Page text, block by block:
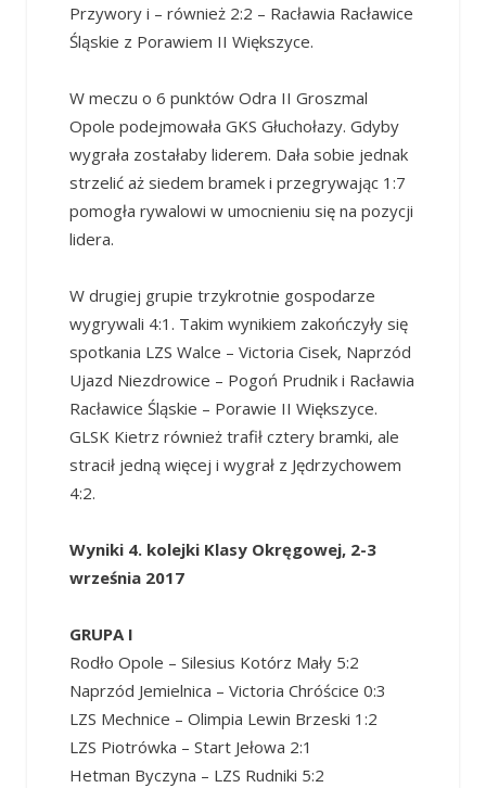
Przywory i – również 2:2 – Racławia Racławice
Śląskie z Porawiem II Większyce.
W meczu o 6 punktów Odra II Groszmal
Opole podejmowała GKS Głuchołazy. Gdyby
wygrała zostałaby liderem. Dała sobie jednak
strzelić aż siedem bramek i przegrywając 1:7
pomogła rywalowi w umocnieniu się na pozycji
lidera.
W drugiej grupie trzykrotnie gospodarze
wygrywali 4:1. Takim wynikiem zakończyły się
spotkania LZS Walce – Victoria Cisek, Naprzód
Ujazd Niezdrowice – Pogoń Prudnik i Racławia
Racławice Śląskie – Porawie II Większyce.
GLSK Kietrz również trafił cztery bramki, ale
stracił jedną więcej i wygrał z Jędrzychowem
4:2.
Wyniki 4. kolejki Klasy Okręgowej, 2-3
września 2017
GRUPA I
Rodło Opole – Silesius Kotórz Mały 5:2
Naprzód Jemielnica – Victoria Chróścice 0:3
LZS Mechnice – Olimpia Lewin Brzeski 1:2
LZS Piotrówka – Start Jełowa 2:1
Hetman Byczyna – LZS Rudniki 5:2